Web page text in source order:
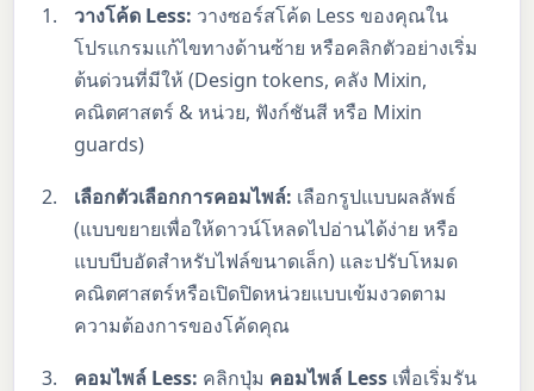
วางโค้ด Less: วางซอร์สโค้ด Less ของคุณใน
โปรแกรมแก้ไขทางด้านซ้าย หรือคลิกตัวอย่างเริ่ม
ต้นด่วนที่มีให้ (Design tokens, คลัง Mixin,
คณิตศาสตร์ & หน่วย, ฟังก์ชันสี หรือ Mixin
guards)
เลือกตัวเลือกการคอมไพล์: เลือกรูปแบบผลลัพธ์
(แบบขยายเพื่อให้ดาวน์โหลดไปอ่านได้ง่าย หรือ
แบบบีบอัดสำหรับไฟล์ขนาดเล็ก) และปรับโหมด
คณิตศาสตร์หรือเปิดปิดหน่วยแบบเข้มงวดตาม
ความต้องการของโค้ดคุณ
คอมไพล์ Less: คลิกปุ่ม คอมไพล์ Less เพื่อเริ่มรัน